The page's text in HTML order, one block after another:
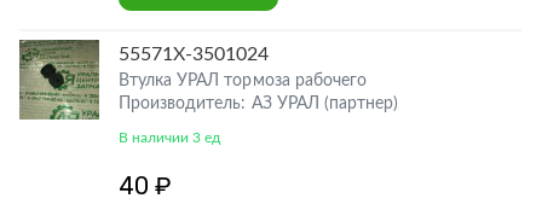
55571Х-3501024
Втулка УРАЛ тормоза рабочего
Производитель: АЗ УРАЛ (партнер)
В наличии 3 ед
40 ₽